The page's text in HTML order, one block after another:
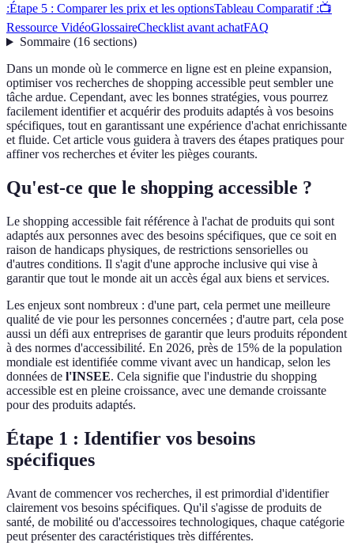
:Étape 5 : Comparer les prix et les optionsTableau Comparatif :📺
Ressource VidéoGlossaireChecklist avant achatFAQ
Sommaire(16 sections)
Dans un monde où le commerce en ligne est en pleine expansion,
optimiser vos recherches de shopping accessible peut sembler une
tâche ardue. Cependant, avec les bonnes stratégies, vous pourrez
facilement identifier et acquérir des produits adaptés à vos besoins
spécifiques, tout en garantissant une expérience d'achat enrichissante
et fluide. Cet article vous guidera à travers des étapes pratiques pour
affiner vos recherches et éviter les pièges courants.
Qu'est-ce que le shopping accessible ?
Le shopping accessible fait référence à l'achat de produits qui sont
adaptés aux personnes avec des besoins spécifiques, que ce soit en
raison de handicaps physiques, de restrictions sensorielles ou
d'autres conditions. Il s'agit d'une approche inclusive qui vise à
garantir que tout le monde ait un accès égal aux biens et services.
Les enjeux sont nombreux : d'une part, cela permet une meilleure
qualité de vie pour les personnes concernées ; d'autre part, cela pose
aussi un défi aux entreprises de garantir que leurs produits répondent
à des normes d'accessibilité. En 2026, près de 15% de la population
mondiale est identifiée comme vivant avec un handicap, selon les
données de l'INSEE. Cela signifie que l'industrie du shopping
accessible est en pleine croissance, avec une demande croissante
pour des produits adaptés.
Étape 1 : Identifier vos besoins
spécifiques
Avant de commencer vos recherches, il est primordial d'identifier
clairement vos besoins spécifiques. Qu'il s'agisse de produits de
santé, de mobilité ou d'accessoires technologiques, chaque catégorie
peut présenter des caractéristiques très différentes.